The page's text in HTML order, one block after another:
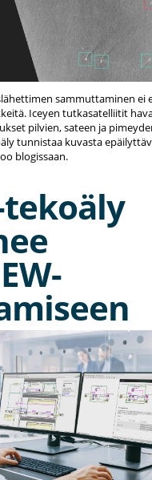
sammuttaminen ei
Iceyen tutkasatelliitit
pilvien, sateen ja
tunnistaa kuvasta
blogissaan.